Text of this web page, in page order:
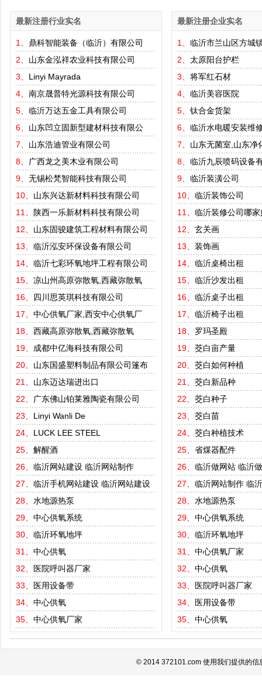
最新注册行业实名
1、 鼎科智能装备（临沂）有限公司
2、 山东金泓祥农业科技有限公司
3、 Linyi Mayrada
4、 南京晟普特光源科技有限公司
5、 临沂万达五金工具有限公司
6、 山东凹立固新型建材科技有限公
7、 山东浩迪管业有限公司
8、
广西龙之美木业有限公司
9、 无锡松梵智能科技有限公司
10、 山东兴达新材料科技有限公司
11、
陕西一乐新材料科技有限公司
12、 山东固骏建筑工程材料有限公司
13、 临沂泓安环保设备有限公司
14、 临沂七彩环氧地坪工程有限公司
15、 凉山州高原弥散氧,西藏弥散氧
16、 四川思英琪科技有限公司
17、 中心供氧厂家,西安中心供氧厂
18、 西藏高原弥散氧,西藏弥散氧
19、 成都中亿海科技有限公司
20、 山东国盛塑料制品有限公司篷布
21、 山东迈达瑞进出口
22、
广东佛山铂莱雅陶瓷有限公司
23、 Linyi Wanli De
24、 LUCK LEE STEEL
25、 解醒酒
26、 临沂网站建设 临沂网站制作
27、 临沂手机网站建设 临沂网站建设
28、 水地源热泵
29、 中心供氧系统
30、 临沂环氧地坪
31、 中心供氧
32、
医院呼叫器厂家
33、
医用设备带
34、 中心供氧
35、 中心供氧厂家
最新注册企业实名
1、 临沂市兰山区方城
2、 太原阳台护栏
3、 将军红石材
4、 临沂美容医院
5、 钛合金货架
6、 临沂水电暖安装维
7、 山东无菌室,山东净
8、 临沂九辰喷码设备
9、 临沂装潢公司
10、 临沂装饰公司
11、 临沂装修公司哪家
12、 玄关画
13、 装饰画
14、 临沂桌椅出租
15、 临沂沙发出租
16、 临沂桌子出租
17、 临沂椅子出租
18、 罗玛圣殿
19、 茭白亩产量
20、 茭白如何种植
21、 茭白新品种
22、 茭白种子
23、 茭白苗
24、 茭白种植技术
25、 省煤器配件
26、 临沂做网站 临沂
27、 临沂网站制作 临
28、 水地源热泵
29、 中心供氧系统
30、 临沂环氧地坪
31、 中心供氧厂家
32、 中心供氧
33、
医院呼叫器厂家
34、
医用设备带
35、 中心供氧
© 2014 372101.com 使用我们提供的信